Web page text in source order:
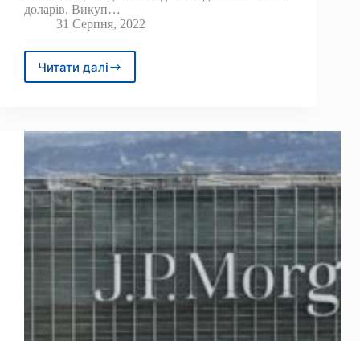
доларів. Викуп…
31 Серпня, 2022
Читати даліВідновлення
в
серпні.
покупка
у
вересні?